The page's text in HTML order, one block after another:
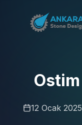
12 Ocak 2025